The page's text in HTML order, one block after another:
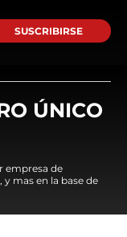
SUSCRIBIRSE
ÚNICO
empresa de
mas en la base de